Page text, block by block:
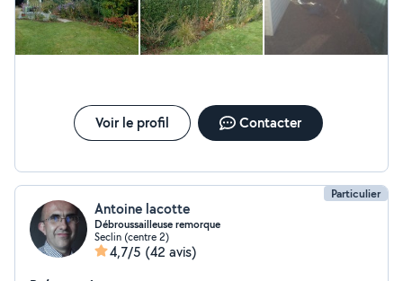
Voir le profil Contacter
Particulier
Antoine lacotte
Débroussailleuse remorque
Seclin (centre 2)
4,7/5 (42 avis)